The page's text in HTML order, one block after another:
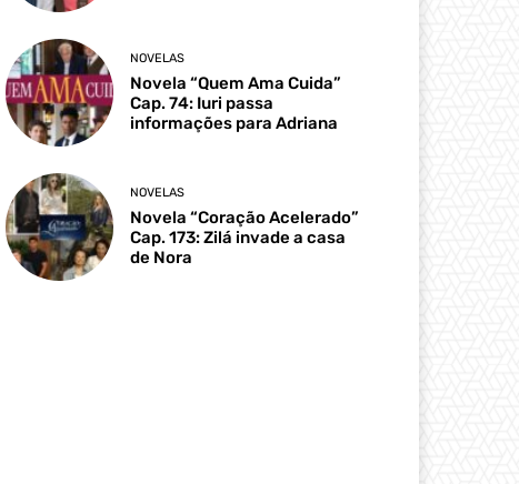
NOVELAS
Novela “Quem Ama Cuida”
Cap. 74: Iuri passa
informações para Adriana
NOVELAS
Novela “Coração Acelerado”
Cap. 173: Zilá invade a casa
de Nora